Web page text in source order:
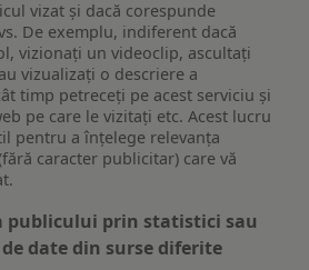
vizat și dacă corespunde
De exemplu, indiferent dacă
vizionați un videoclip, ascultați
vizualizați o descriere a
timp petreceți pe acest serviciu și
pe care le vizitați etc. Acest lucru
pentru a înțelege relevanța
caracter publicitar) care vă
publicului prin statistici sau
date din surse diferite